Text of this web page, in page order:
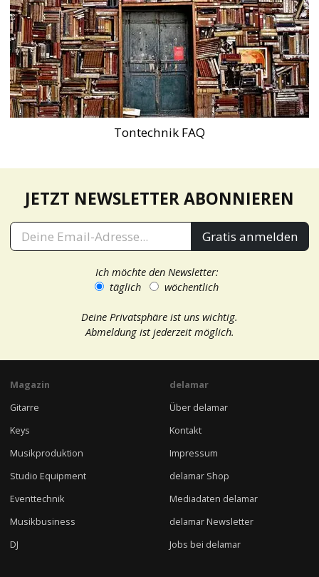
Tontechnik FAQ
JETZT NEWSLETTER ABONNIEREN
Gratis anmelden
Ich möchte den Newsletter:
täglich
wöchentlich
Deine Privatsphäre ist uns wichtig.
Abmeldung ist jederzeit möglich.
Magazin
Gitarre
Keys
Musikproduktion
Studio Equipment
Eventtechnik
Musikbusiness
DJ
delamar
Über delamar
Kontakt
Impressum
delamar Shop
Mediadaten delamar
delamar Newsletter
Jobs bei delamar